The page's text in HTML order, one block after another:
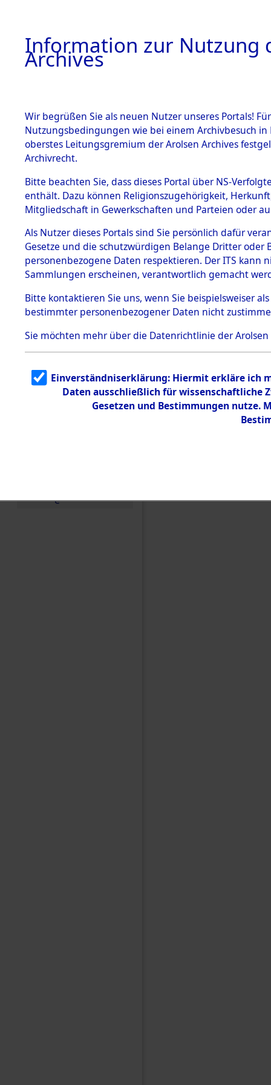
BESTÄNDE
1.
mente
5. Verschiedenes
5.3
Todesmärsche
5.3.1 Alliierte
Erhebungen
zu
Todesmärsch
en
5.3.2
g
5.3.3
Todesmärsch
e
Oldenburg
Information zur Nutzung
Archives
Wir begrüßen Sie als neuen Nutzer unseres Portals!
Nutzungsbedingungen wie bei einem Archivbesuch
oberstes Leitungsgremium der Arolsen Archives
Archivrecht.
Bitte beachten Sie, dass dieses Portal über NS-
enthält. Dazu können Religionszugehörigkeit,
Mitgliedschaft in Gewerkschaften und Parteien oder
Als Nutzer dieses Portals sind Sie persönlich dafür
Gesetze und die schutzwürdigen Belange Dritter
personenbezogene Daten respektieren. Der ITS
Sammlungen erscheinen, verantwortlich gemacht
Bitte kontaktieren Sie uns, wenn Sie beispielsweiser
bestimmter personenbezogener Daten nicht
Sie möchten mehr über die Datenrichtlinie der Arolsen
Einverständniserklärung: Hiermit erkläre ich
Daten ausschließlich für wissenschaftliche
Gesetzen und Bestimmungen nutze.